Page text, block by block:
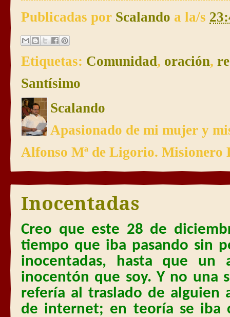
Publicadas por Scalando a la/s
Etiquetas: Comunidad, oración,
Santísimo
Scalando
Apasionado de mi mujer y
Alfonso Mª de Ligorio. Misionero
Inocentadas
Creo que este 28 de
tiempo que iba pasando sin
inocentadas, hasta que
inocentón que soy. Y no una
refería al traslado de alguien
de internet; en teoría se iba